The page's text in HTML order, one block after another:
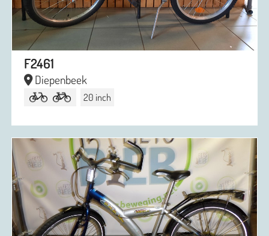
F2461
Diepenbeek
20 inch